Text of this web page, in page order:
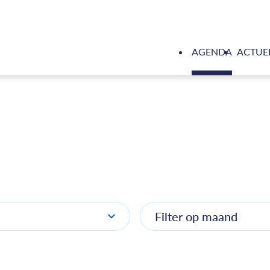
AGENDA
Filter op maand